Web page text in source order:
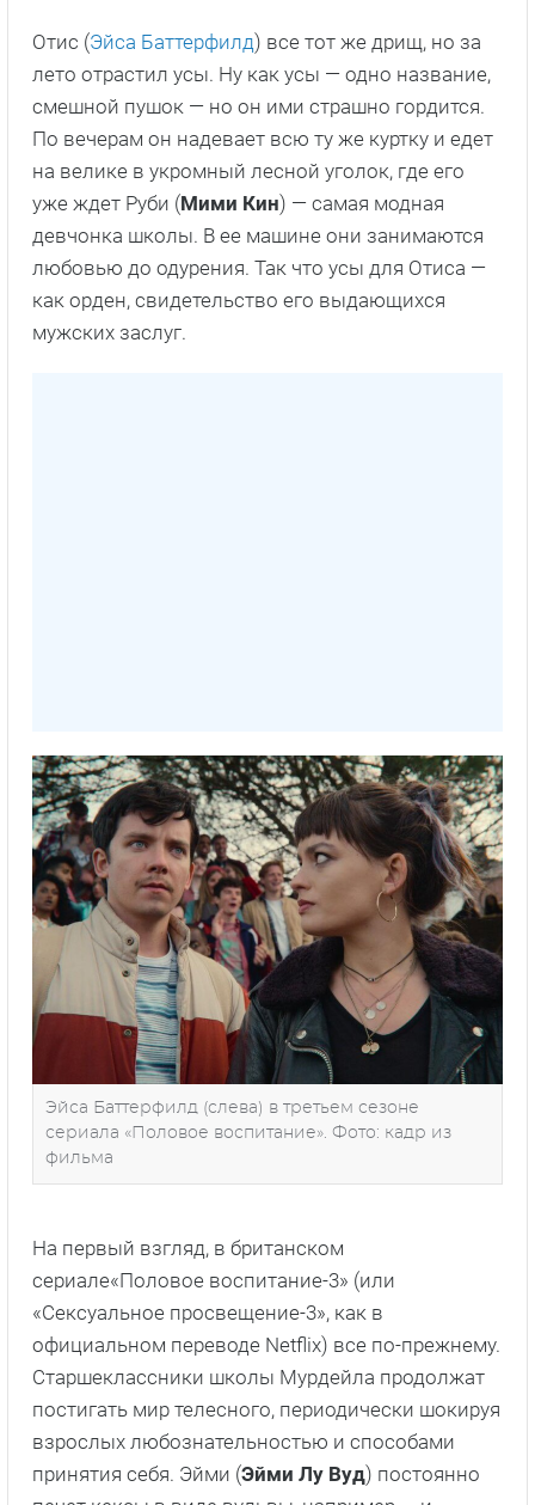
Отис (Эйса Баттерфилд) все тот же дрищ, но за
лето отрастил усы. Ну как усы — одно название,
смешной пушок — но он ими страшно гордится.
По вечерам он надевает всю ту же куртку и едет
на велике в укромный лесной уголок, где его
уже ждет Руби (Мими Кин) — самая модная
девчонка школы. В ее машине они занимаются
любовью до одурения. Так что усы для Отиса —
как орден, свидетельство его выдающихся
мужских заслуг.
Эйса Баттерфилд (слева) в третьем сезоне
сериала «Половое воспитание». Фото: кадр из
фильма
На первый взгляд, в британском
сериале«Половое воспитание-3» (или
«Сексуальное просвещение-3», как в
официальном переводе Netflix) все по-прежнему.
Старшеклассники школы Мурдейла продолжат
постигать мир телесного, периодически шокируя
взрослых любознательностью и способами
принятия себя. Эйми (Эйми Лу Вуд) постоянно